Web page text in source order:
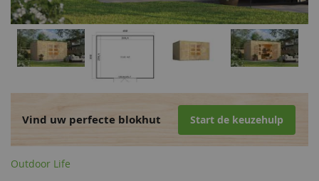
Vind uw perfecte blokhut Start de keuzehulp
Outdoor Life